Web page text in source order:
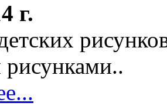
г.
рисунками..